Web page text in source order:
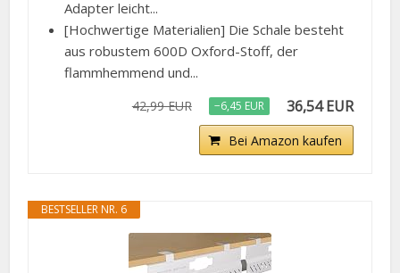
Adapter leicht...
[Hochwertige Materialien] Die Schale besteht
aus robustem 600D Oxford-Stoff, der
flammhemmend und...
42,99 EUR −6,45 EUR 36,54 EUR
Bei Amazon kaufen
BESTSELLER NR. 6